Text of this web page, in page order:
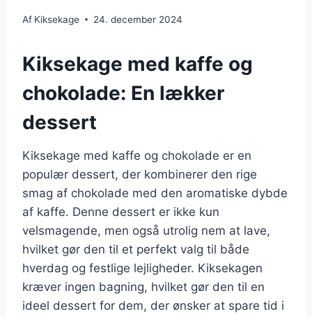
Af Kiksekage 24. december 2024
Kiksekage med kaffe og
chokolade: En lækker
dessert
Kiksekage med kaffe og chokolade er en
populær dessert, der kombinerer den rige
smag af chokolade med den aromatiske dybde
af kaffe. Denne dessert er ikke kun
velsmagende, men også utrolig nem at lave,
hvilket gør den til et perfekt valg til både
hverdag og festlige lejligheder. Kiksekagen
kræver ingen bagning, hvilket gør den til en
ideel dessert for dem, der ønsker at spare tid i